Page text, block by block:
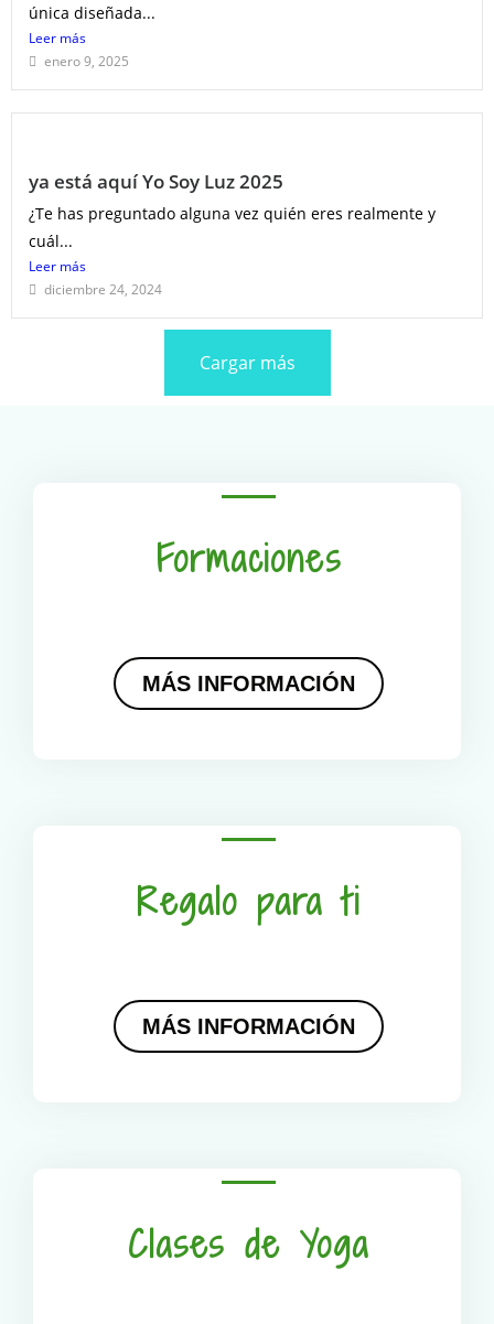
única diseñada...
Leer más
enero 9, 2025
ya está aquí Yo Soy Luz 2025
¿Te has preguntado alguna vez quién eres realmente y
cuál...
Leer más
diciembre 24, 2024
Cargar más
Formaciones
MÁS INFORMACIÓN
Regalo para ti
MÁS INFORMACIÓN
Clases de Yoga